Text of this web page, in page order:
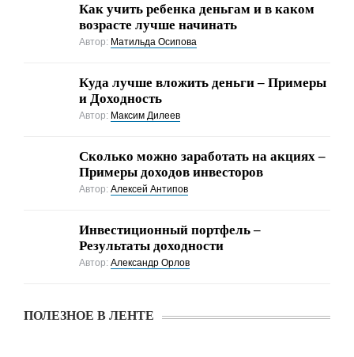
Как учить ребенка деньгам и в каком
возрасте лучше начинать
Автор: Матильда Осипова
Куда лучше вложить деньги – Примеры
и Доходность
Автор: Максим Дилеев
Cколько можно заработать на акциях –
Примеры доходов инвесторов
Автор:Алексей Антипов
Инвестиционный портфель –
Результаты доходности
Автор:Александр Орлов
ПОЛЕЗНОЕ В ЛЕНТЕ